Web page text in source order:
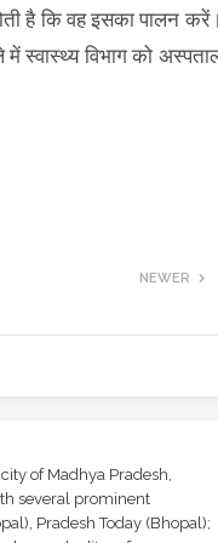
है कि वह इसका पालन
स्वास्थ्य विभाग को
NEWER
of Madhya Pradesh,
several prominent
Pradesh Today (Bhopal);